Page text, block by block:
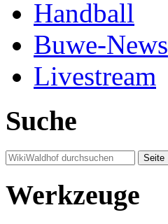
Handball
Buwe-News
Livestream
Suche
Werkzeuge